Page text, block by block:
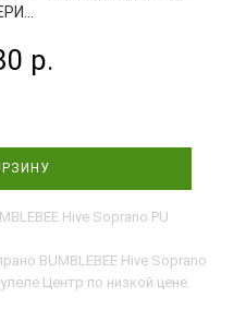
р.
Hive Soprano PU
BUMBLEBEE Hive Soprano
Центр по низкой цене.